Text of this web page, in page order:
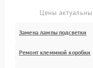
Цены
Замена лампы подсветки
Ремонт клеммной коробки